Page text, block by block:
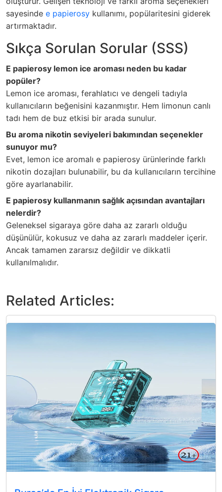
sayesinde e papierosy kullanımı, popülaritesini giderek
artırmaktadır.
Sıkça Sorulan Sorular (SSS)
E papierosy lemon ice aroması neden bu kadar
popüler?
Lemon ice aroması, ferahlatıcı ve dengeli tadıyla
kullanıcıların beğenisini kazanmıştır. Hem limonun canlı
tadı hem de buz etkisi bir arada sunulur.
Bu aroma nikotin seviyeleri bakımından seçenekler
sunuyor mu?
Evet, lemon ice aromalı e papierosy ürünlerinde farklı
nikotin dozajları bulunabilir, bu da kullanıcıların tercihine
göre ayarlanabilir.
E papierosy kullanmanın sağlık açısından avantajları
nelerdir?
Geleneksel sigaraya göre daha az zararlı olduğu
düşünülür, kokusuz ve daha az zararlı maddeler içerir.
Ancak tamamen zararsız değildir ve dikkatli
kullanılmalıdır.
Related Articles: